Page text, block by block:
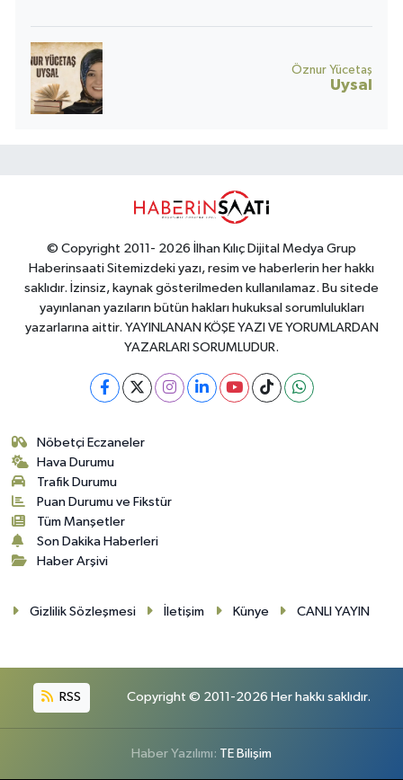
Öznur Yücetaş
Uysal
© Copyright 2011- 2026 İlhan Kılıç Dijital Medya Grup
Haberinsaati Sitemizdeki yazı, resim ve haberlerin her hakkı
saklıdır. İzinsiz, kaynak gösterilmeden kullanılamaz. Bu sitede
yayınlanan yazıların bütün hakları hukuksal sorumlulukları
yazarlarına aittir. YAYINLANAN KÖŞE YAZI VE YORUMLARDAN
YAZARLARI SORUMLUDUR.
Nöbetçi Eczaneler
Hava Durumu
Trafik Durumu
Puan Durumu ve Fikstür
Tüm Manşetler
Son Dakika Haberleri
Haber Arşivi
Gizlilik Sözleşmesi İletişim Künye CANLI YAYIN
RSS Copyright © 2011-2026 Her hakkı saklıdır.
Haber Yazılımı: TE Bilişim